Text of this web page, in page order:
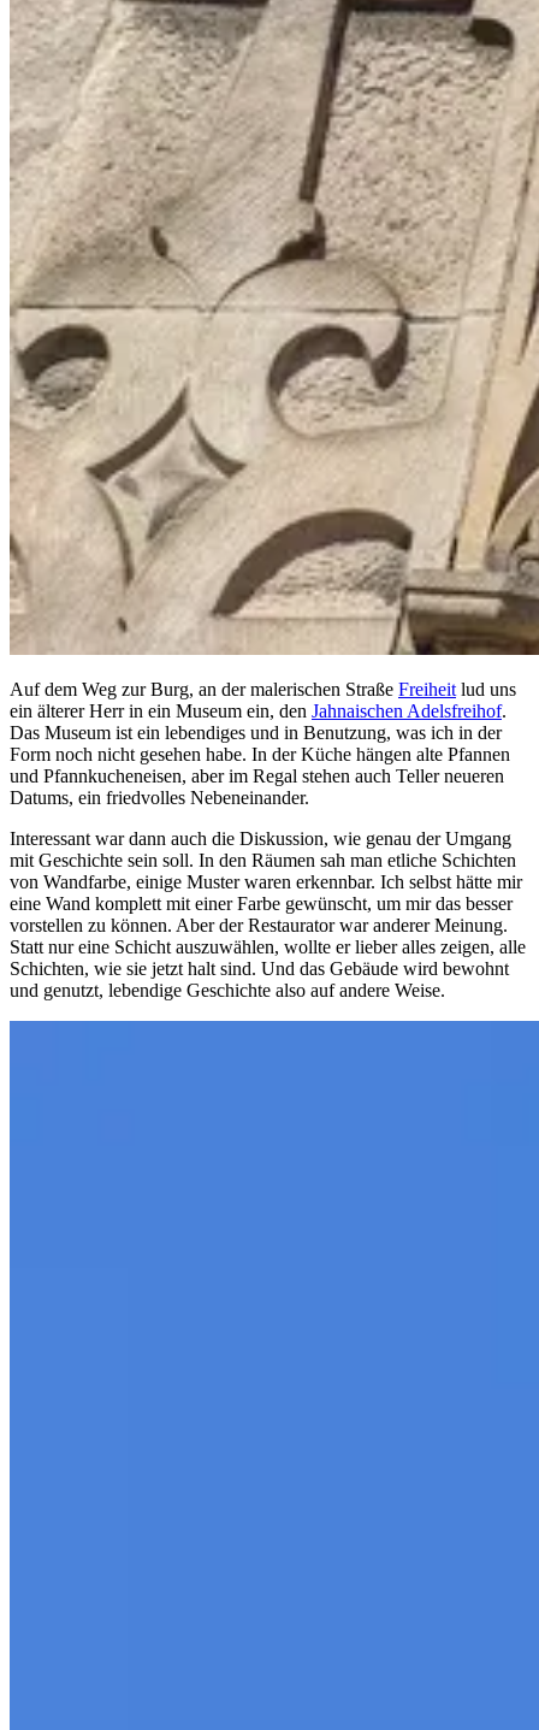
Auf dem Weg zur Burg, an der malerischen Straße Freiheit lud uns
ein älterer Herr in ein Museum ein, den Jahnaischen Adelsfreihof.
Das Museum ist ein lebendiges und in Benutzung, was ich in der
Form noch nicht gesehen habe. In der Küche hängen alte Pfannen
und Pfannkucheneisen, aber im Regal stehen auch Teller neueren
Datums, ein friedvolles Nebeneinander.
Interessant war dann auch die Diskussion, wie genau der Umgang
mit Geschichte sein soll. In den Räumen sah man etliche Schichten
von Wandfarbe, einige Muster waren erkennbar. Ich selbst hätte mir
eine Wand komplett mit einer Farbe gewünscht, um mir das besser
vorstellen zu können. Aber der Restaurator war anderer Meinung.
Statt nur eine Schicht auszuwählen, wollte er lieber alles zeigen, alle
Schichten, wie sie jetzt halt sind. Und das Gebäude wird bewohnt
und genutzt, lebendige Geschichte also auf andere Weise.